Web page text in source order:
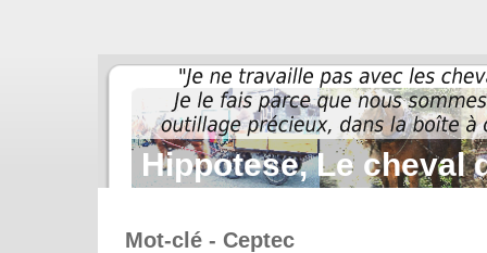
Hippotese, Le cheval
Mot-clé - Ceptec